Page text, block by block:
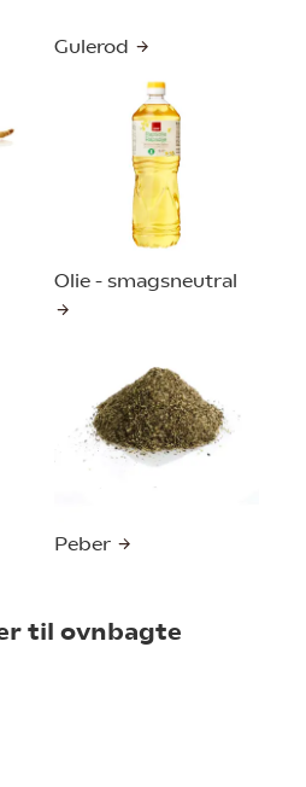
Gulerod
Olie - smagsneutral
Peber
til ovnbagte